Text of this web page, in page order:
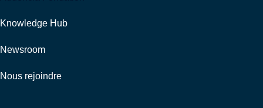
Knowledge Hub
Newsroom
Nous rejoindre